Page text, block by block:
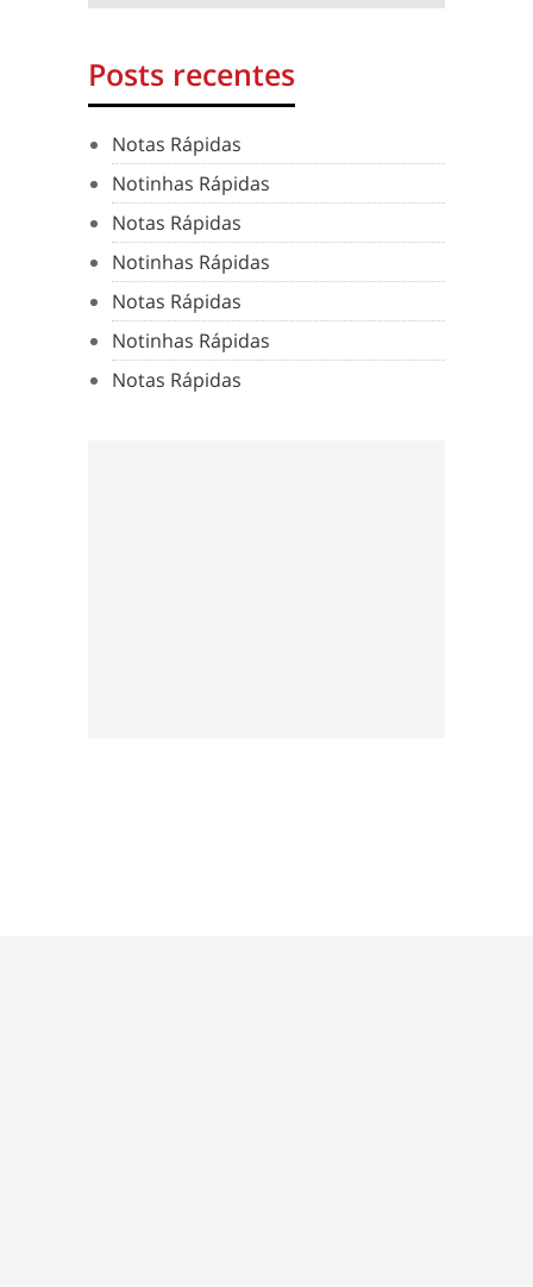
Posts recentes
Notas Rápidas
Notinhas Rápidas
Notas Rápidas
Notinhas Rápidas
Notas Rápidas
Notinhas Rápidas
Notas Rápidas